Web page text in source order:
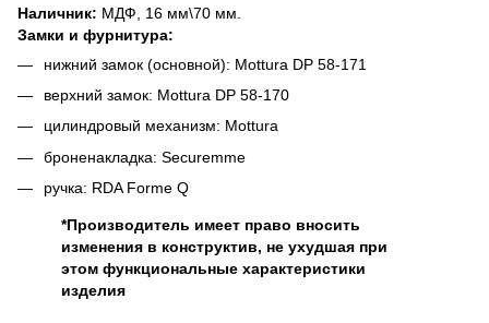
Наличник: МДФ, 16 мм\70 мм.
Замки и фурнитура:
нижний замок (основной): Mottura DP 58-171
верхний замок: Mottura DP 58-170
цилиндровый механизм: Mottura
броненакладка: Securemme
ручка: RDA Forme Q
*Производитель имеет право вносить
изменения в конструктив, не ухудшая при
этом функциональные характеристики
изделия